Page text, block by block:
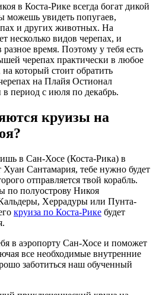
в Коста-Рике всегда богат дикой
можешь увидеть попугаев,
и других животных. На
несколько видов черепах, и
время. Поэтому у тебя есть
черепах практически в любое
который стоит обратить
на Плайя Остионал
в период с июля по декабрь.
круизы на
в Сан-Хосе (Коста-Рика) в
Сантамария, тебе нужно будет
отправляется твой корабль.
по полуострову Никоя
Херрадуры или Пунта-
круиза по Коста-Рике будет
в аэропорту Сан-Хосе и поможет
все необходимые внутренние
заботиться наш обученный